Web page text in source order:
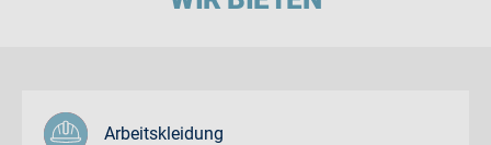
Arbeitskleidung